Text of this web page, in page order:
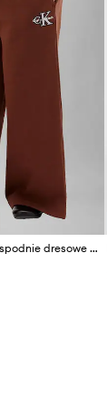
Calvin Klein Jeans spodnie dresowe dziecięce bawełniane